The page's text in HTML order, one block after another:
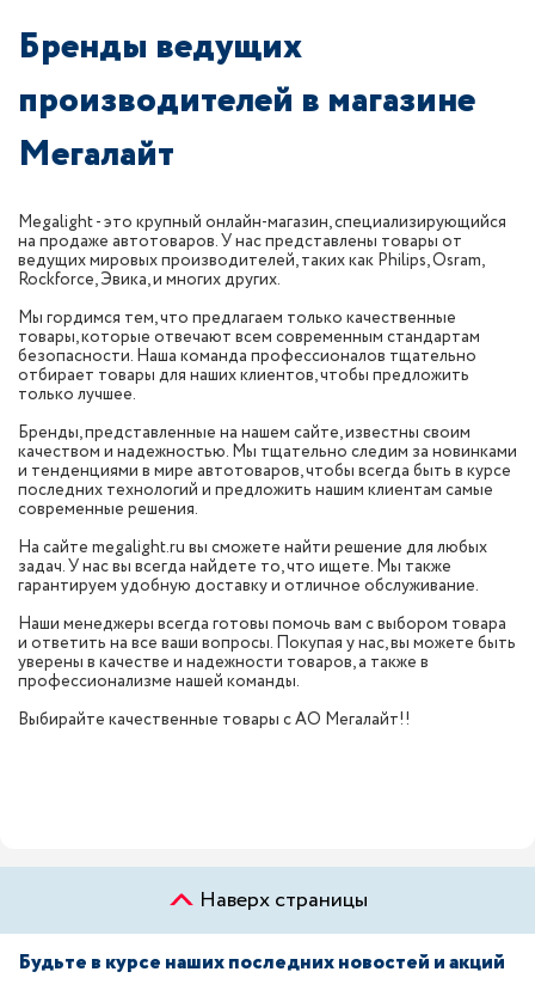
Бренды ведущих
производителей в магазине
Мегалайт
Megalight - это крупный онлайн-магазин, специализирующийся
на продаже автотоваров. У нас представлены товары от
ведущих мировых производителей, таких как Philips, Osram,
Rockforce, Эвика, и многих других.
Мы гордимся тем, что предлагаем только качественные
товары, которые отвечают всем современным стандартам
безопасности. Наша команда профессионалов тщательно
отбирает товары для наших клиентов, чтобы предложить
только лучшее.
Бренды, представленные на нашем сайте, известны своим
качеством и надежностью. Мы тщательно следим за новинками
и тенденциями в мире автотоваров, чтобы всегда быть в курсе
последних технологий и предложить нашим клиентам самые
современные решения.
На сайте megalight.ru вы сможете найти решение для любых
задач. У нас вы всегда найдете то, что ищете. Мы также
гарантируем удобную доставку и отличное обслуживание.
Наши менеджеры всегда готовы помочь вам с выбором товара
и ответить на все ваши вопросы. Покупая у нас, вы можете быть
уверены в качестве и надежности товаров, а также в
профессионализме нашей команды.
Выбирайте качественные товары с АО Мегалайт!!
Наверх страницы
Будьте в курсе наших последних новостей и акций